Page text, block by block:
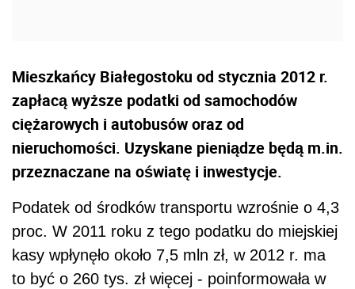
Mieszkańcy Białegostoku od stycznia 2012 r.
zapłacą wyższe podatki od samochodów
ciężarowych i autobusów oraz od
nieruchomości. Uzyskane pieniądze będą m.in.
przeznaczane na oświatę i inwestycje.
Podatek od środków transportu wzrośnie o 4,3
proc. W 2011 roku z tego podatku do miejskiej
kasy wpłynęło około 7,5 mln zł, w 2012 r. ma
to być o 260 tys. zł więcej - poinformowała w